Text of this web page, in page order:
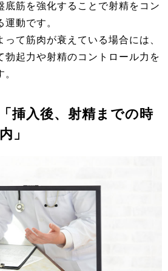
底筋を強化することで射精をコン
運動です。
て筋肉が衰えている場合には、
勃起力や射精のコントロール力を
挿入後、射精までの時
」